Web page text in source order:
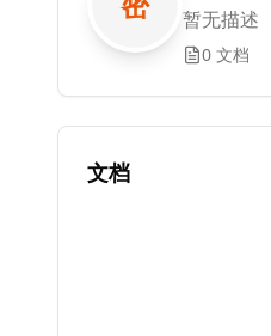
暂无描述
0 文档
文档